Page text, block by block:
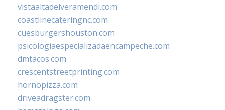
vistaaltadelveramendi.com
coastlinecateringnc.com
cuesburgershouston.com
psicologiaespecializadaencampeche.com
dmtacos.com
crescentstreetprinting.com
hornopizza.com
driveadragster.com